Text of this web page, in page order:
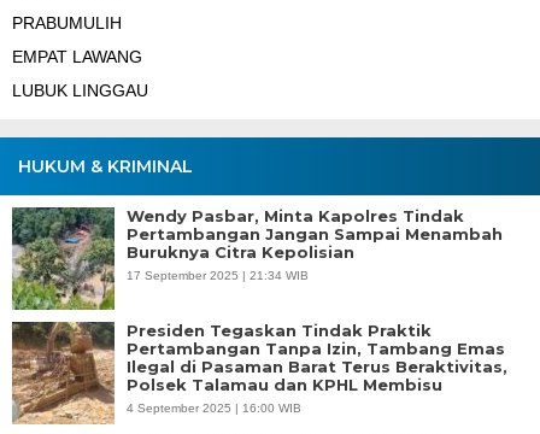
PRABUMULIH
EMPAT LAWANG
LUBUK LINGGAU
HUKUM & KRIMINAL
Wendy Pasbar, Minta Kapolres Tindak
Pertambangan Jangan Sampai Menambah
Buruknya Citra Kepolisian
17 September 2025 | 21:34 WIB
Presiden Tegaskan Tindak Praktik
Pertambangan Tanpa Izin, Tambang Emas
Ilegal di Pasaman Barat Terus Beraktivitas,
Polsek Talamau dan KPHL Membisu
4 September 2025 | 16:00 WIB